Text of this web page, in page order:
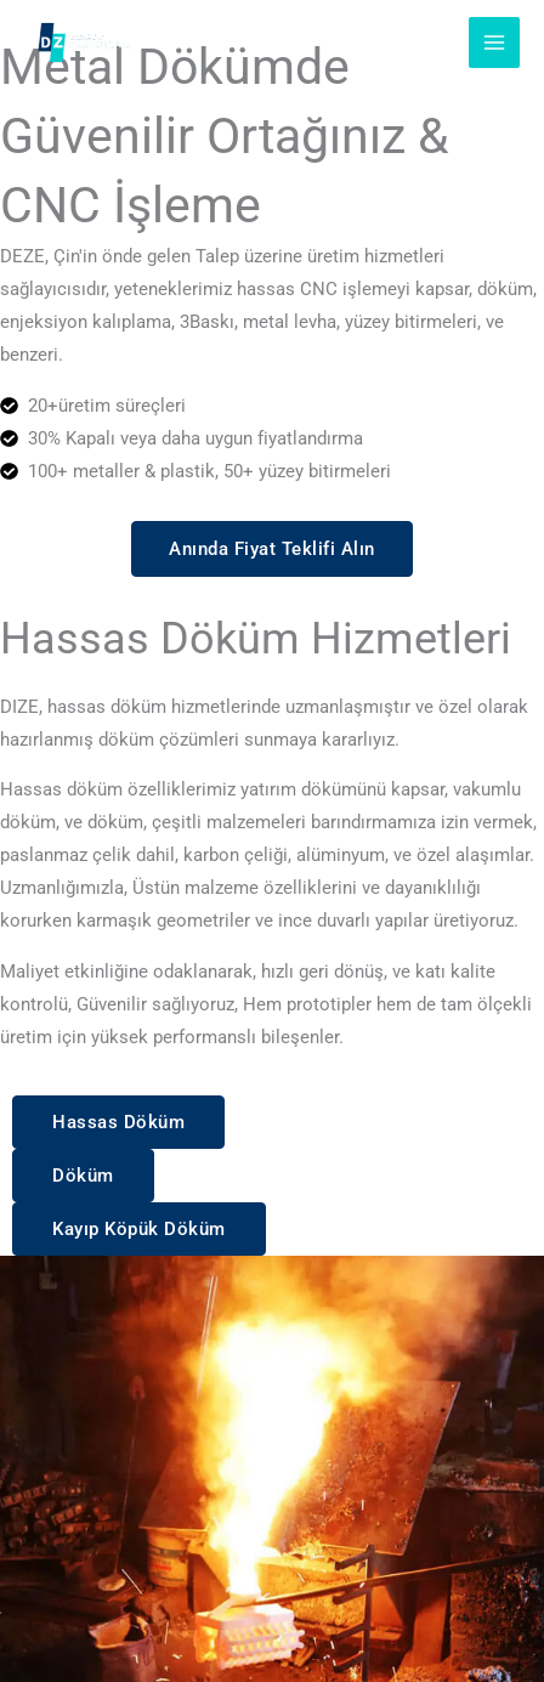
atla
Metal Dökümde
Güvenilir Ortağınız &
CNC İşleme
DEZE, Çin'in önde gelen Talep üzerine üretim hizmetleri
sağlayıcısıdır, yeteneklerimiz hassas CNC işlemeyi kapsar, döküm,
enjeksiyon kalıplama, 3Baskı, metal levha, yüzey bitirmeleri, ve
benzeri.
20+üretim süreçleri
30% Kapalı veya daha uygun fiyatlandırma
100+ metaller & plastik, 50+ yüzey bitirmeleri
Anında Fiyat Teklifi Alın
Hassas Döküm Hizmetleri
DIZE, hassas döküm hizmetlerinde uzmanlaşmıştır ve özel olarak
hazırlanmış döküm çözümleri sunmaya kararlıyız.
Hassas döküm özelliklerimiz yatırım dökümünü kapsar, vakumlu
döküm, ve döküm, çeşitli malzemeleri barındırmamıza izin vermek,
paslanmaz çelik dahil, karbon çeliği, alüminyum, ve özel alaşımlar.
Uzmanlığımızla, Üstün malzeme özelliklerini ve dayanıklılığı
korurken karmaşık geometriler ve ince duvarlı yapılar üretiyoruz.
Maliyet etkinliğine odaklanarak, hızlı geri dönüş, ve katı kalite
kontrolü, Güvenilir sağlıyoruz, Hem prototipler hem de tam ölçekli
üretim için yüksek performanslı bileşenler.
Hassas Döküm
Döküm
Kayıp Köpük Döküm